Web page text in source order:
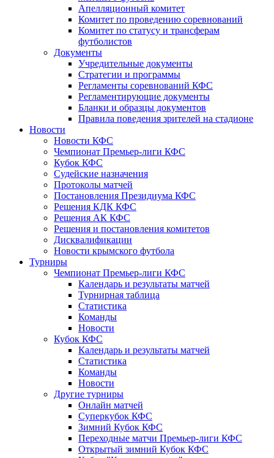
Апелляционный комитет
Комитет по проведению соревнований
Комитет по статусу и трансферам
футболистов
Документы
Учредительные документы
Стратегии и программы
Регламенты соревнований КФС
Регламентирующие документы
Бланки и образцы документов
Правила поведения зрителей на стадионе
Новости
Новости КФС
Чемпионат Премьер-лиги КФС
Кубок КФС
Судейские назначения
Протоколы матчей
Постановления Президиума КФС
Решения КДК КФС
Решения АК КФС
Решения и постановления комитетов
Дисквалификации
Новости крымского футбола
Турниры
Чемпионат Премьер-лиги КФС
Календарь и результаты матчей
Турнирная таблица
Статистика
Команды
Новости
Кубок КФС
Календарь и результаты матчей
Статистика
Команды
Новости
Другие турниры
Онлайн матчей
Суперкубок КФС
Зимний Кубок КФС
Переходные матчи Премьер-лиги КФС
Открытый зимний Кубок КФС